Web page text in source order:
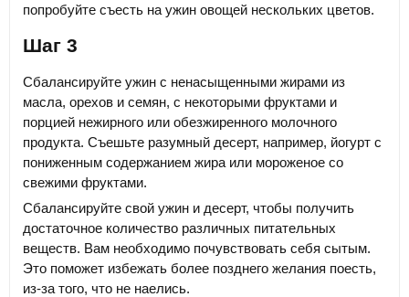
попробуйте съесть на ужин овощей нескольких цветов.
Шаг 3
Сбалансируйте ужин с ненасыщенными жирами из
масла, орехов и семян, с некоторыми фруктами и
порцией нежирного или обезжиренного молочного
продукта. Съешьте разумный десерт, например, йогурт с
пониженным содержанием жира или мороженое со
свежими фруктами.
Сбалансируйте свой ужин и десерт, чтобы получить
достаточное количество различных питательных
веществ. Вам необходимо почувствовать себя сытым.
Это поможет избежать более позднего желания поесть,
из-за того, что не наелись.